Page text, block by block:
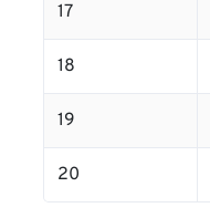
17
18
19
20